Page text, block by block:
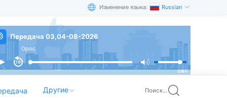
Изменение языка: Russian
Передача 03,04-08-2026
Орос
Другие Поиск...